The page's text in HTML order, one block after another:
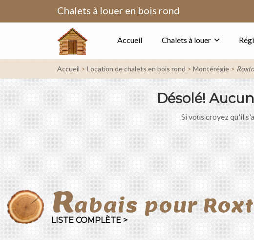
Chalets à louer en bois rond
Accueil Chalets à louer
Accueil Location de chalets en bois rond Montérégie
Désolé!Aucun
Si vous croyez qu'il
Rabais pour
LISTE COMPLÈTE >